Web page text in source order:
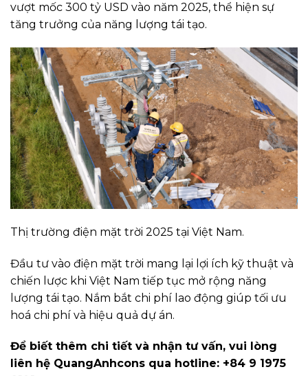
vượt mốc 300 tỷ USD vào năm 2025, thể hiện sự
tăng trưởng của năng lượng tái tạo.
Thị trường điện mặt trời 2025 tại Việt Nam.
Đầu tư vào điện mặt trời mang lại lợi ích kỹ thuật và
chiến lược khi Việt Nam tiếp tục mở rộng năng
lượng tái tạo. Nắm bắt chi phí lao động giúp tối ưu
hoá chi phí và hiệu quả dự án.
Để biết thêm chi tiết và nhận tư vấn, vui lòng
liên hệ QuangAnhcons qua hotline: +84 9 1975